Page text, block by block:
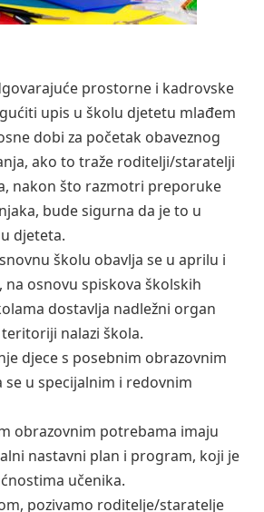
prostorne i kadrovske
upis u školu djetetu mlađem
dobi za početak obaveznog
ako to traže roditelji/staratelji
nakon što razmotri preporuke
bude sigurna da je to u
djeteta.
školu obavlja se u aprilu i
osnovu spiskova školskih
dostavlja nadležni organ
nalazi škola.
djece s posebnim obrazovnim
u specijalnim i redovnim
obrazovnim potrebama imaju
nastavni plan i program, koji je
učenika.
pozivamo roditelje/staratelje